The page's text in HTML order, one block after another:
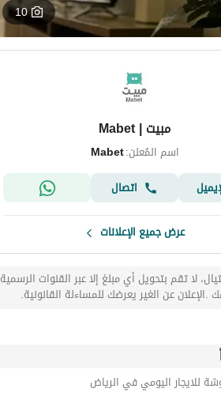
10
مبيت | Mabet
اسم المُعلن:Mabet
اتصال
عرض جميع الإعلانات
لا تقم بتحويل أي مبلغ إلا عبر القنوات الرسمية
عن الغير يعرضك للمساءلة القانونية.
للايجار اليومي في الرياض